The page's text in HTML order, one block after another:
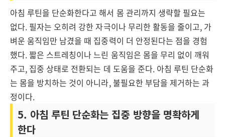
아침 루틴을 단순화한다고 해서 몸 관리까지 생략할 필요는
없다. 필자는 오히려 강한 자극이나 무리한 활동을 줄이고, 가
벼운 움직임만 남겼을 때 집중력이 더 안정된다는 점을 경험
했다. 짧은 스트레칭이나 느린 움직임은 몸을 무리 없이 깨워
주고, 집중 상태로 전환되는 데 도움을 준다. 아침 루틴 단순화
는 몸을 방치하는 것이 아니라, 불필요한 부담을 제거하는 과
정이다.
5. 아침 루틴 단순화는 집중 방향을 명확하게
한다